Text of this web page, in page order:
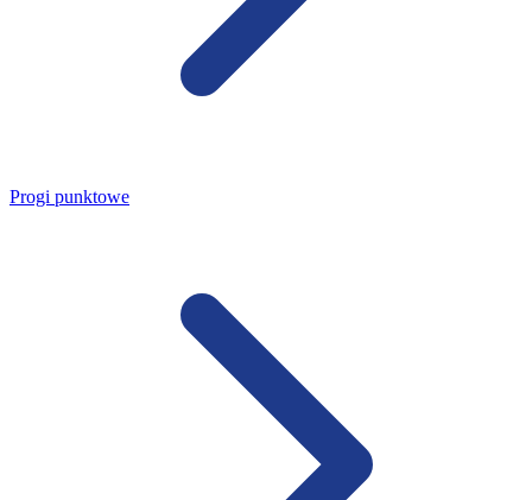
Progi punktowe